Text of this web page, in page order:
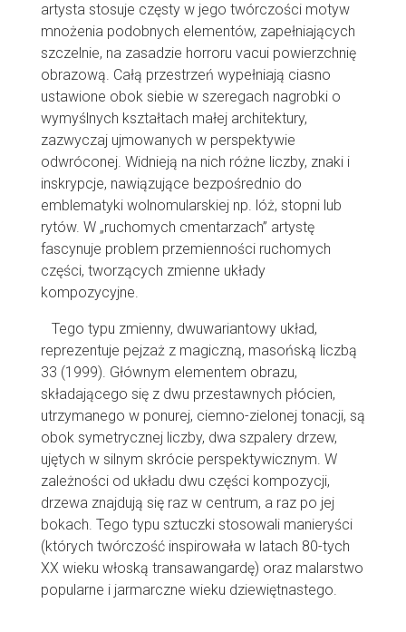
artysta stosuje częsty w jego twórczości motyw
mnożenia podobnych elementów, zapełniających
szczelnie, na zasadzie horroru vacui powierzchnię
obrazową. Całą przestrzeń wypełniają ciasno
ustawione obok siebie w szeregach nagrobki o
wymyślnych kształtach małej architektury,
zazwyczaj ujmowanych w perspektywie
odwróconej. Widnieją na nich różne liczby, znaki i
inskrypcje, nawiązujące bezpośrednio do
emblematyki wolnomularskiej np. lóż, stopni lub
rytów. W „ruchomych cmentarzach” artystę
fascynuje problem przemienności ruchomych
części, tworzących zmienne układy
kompozycyjne.
Tego typu zmienny, dwuwariantowy układ,
reprezentuje pejzaż z magiczną, masońską liczbą
33 (1999). Głównym elementem obrazu,
składającego się z dwu przestawnych płócien,
utrzymanego w ponurej, ciemno-zielonej tonacji, są
obok symetrycznej liczby, dwa szpalery drzew,
ujętych w silnym skrócie perspektywicznym. W
zależności od układu dwu części kompozycji,
drzewa znajdują się raz w centrum, a raz po jej
bokach. Tego typu sztuczki stosowali manieryści
(których twórczość inspirowała w latach 80-tych
XX wieku włoską transawangardę) oraz malarstwo
popularne i jarmarczne wieku dziewiętnastego.